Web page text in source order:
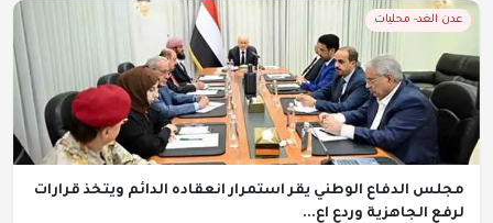
عدن الغد- محليات
مجلس الدفاع الوطني يقر استمرار انعقاده الدائم ويتخذ قرارات
لرفع الجاهزية وردع اع...